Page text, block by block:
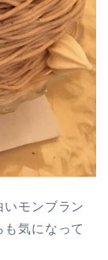
モンブラン
気になって